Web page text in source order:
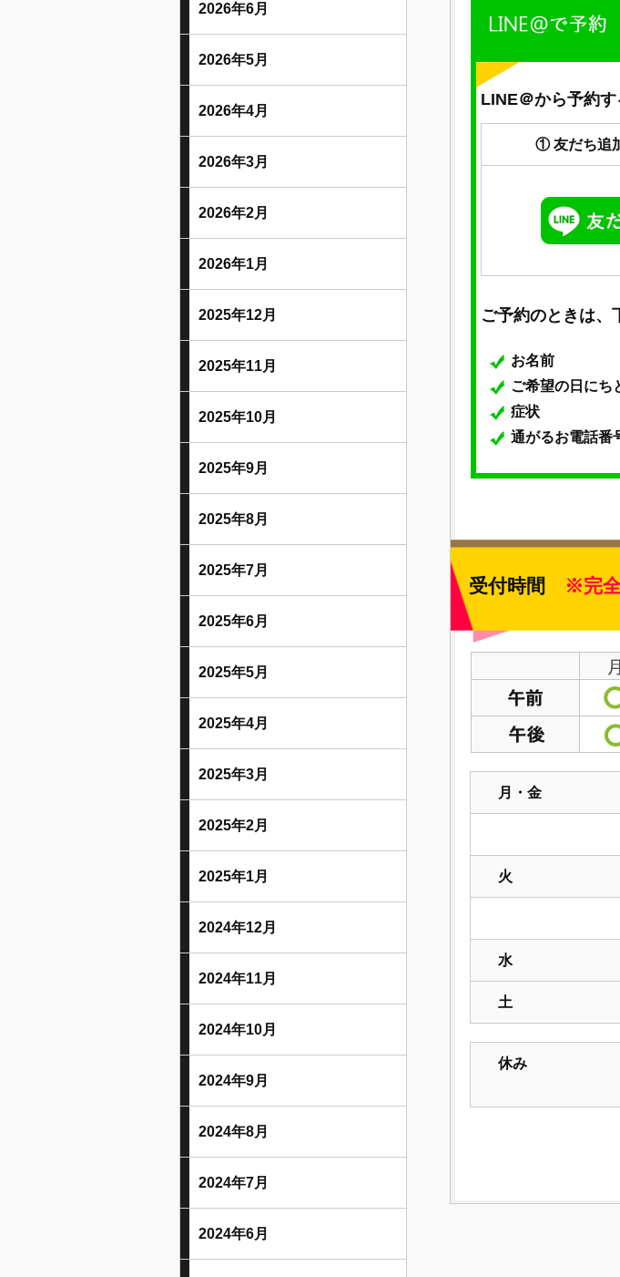
LINE＠から予約す
① 友だち追
ご予約のときは、
お名前
ご希望の日にち
症状
通がるお電話番
受付時間 ※完
月・金
火
水
土
休み
2026年6月
2026年5月
2026年4月
2026年3月
2026年2月
2026年1月
2025年12月
2025年11月
2025年10月
2025年9月
2025年8月
2025年7月
2025年6月
2025年5月
2025年4月
2025年3月
2025年2月
2025年1月
2024年12月
2024年11月
2024年10月
2024年9月
2024年8月
2024年7月
2024年6月